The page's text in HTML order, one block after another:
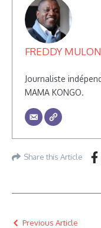
FREDDY
Journaliste
MAMA KONGO.
Share this Article
Previous Article